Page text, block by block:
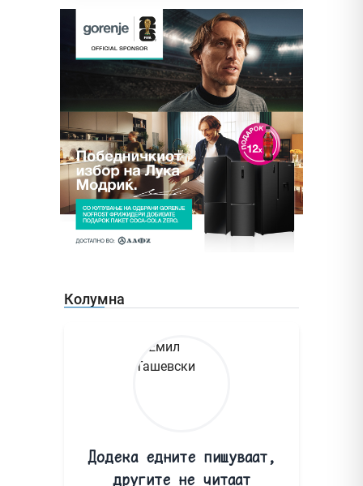
Колумна
Додека едните пишуваат,
другите не читаат